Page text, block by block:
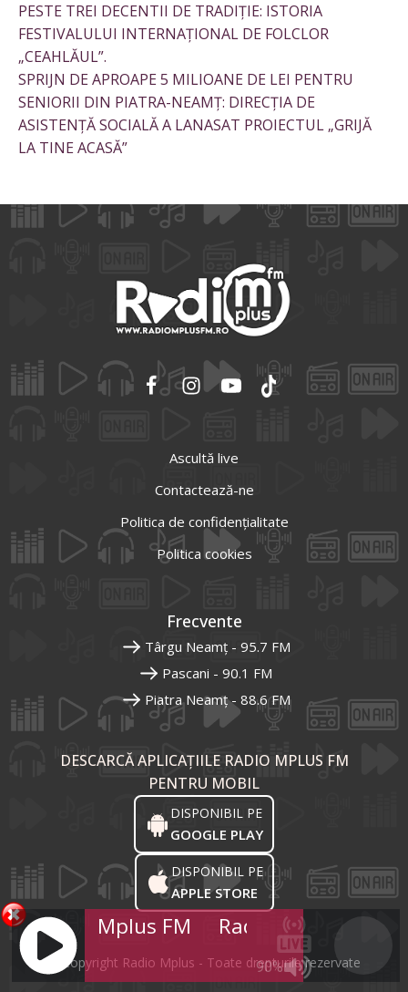
PESTE TREI DECENTII DE TRADIȚIE: ISTORIA
FESTIVALULUI INTERNAȚIONAL DE FOLCLOR
„CEAHLĂUL”.
SPRIJN DE APROAPE 5 MILIOANE DE LEI PENTRU
SENIORII DIN PIATRA-NEAMȚ: DIRECȚIA DE
ASISTENȚĂ SOCIALĂ A LANASAT PROIECTUL „GRIJĂ
LA TINE ACASĂ”
Ascultă live
Contactează-ne
Politica de confidențialitate
Politica cookies
Frecvente
Târgu Neamț - 95.7 FM
Pascani - 90.1 FM
Piatra Neamț - 88.6 FM
DESCARCĂ APLICAȚIILE RADIO MPLUS FM
PENTRU MOBIL
DISPONIBIL PE
GOOGLE PLAY
DISPONIBIL PE
APPLE STORE
© Copyright Radio Mplus - Toate drepturile rezervate
90%
Radio Mplus FM Radio Mplus FM